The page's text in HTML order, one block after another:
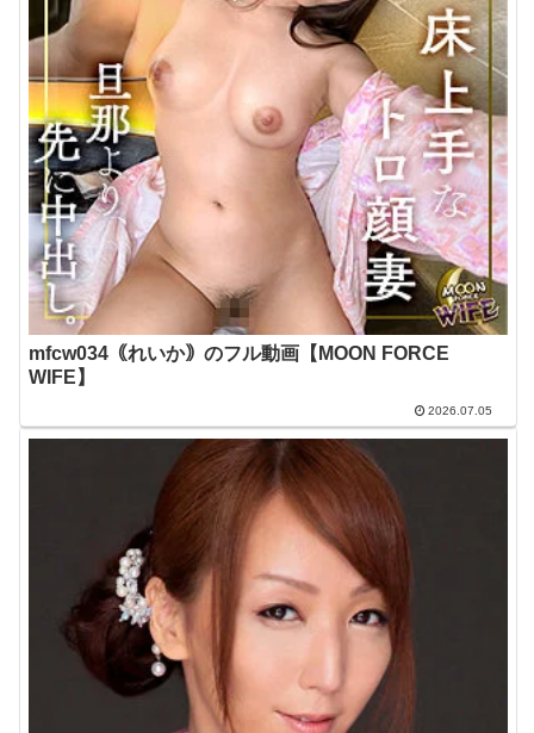
mfcw034｟れいか｠のフル動画【MOON FORCE
WIFE】
2026.07.05